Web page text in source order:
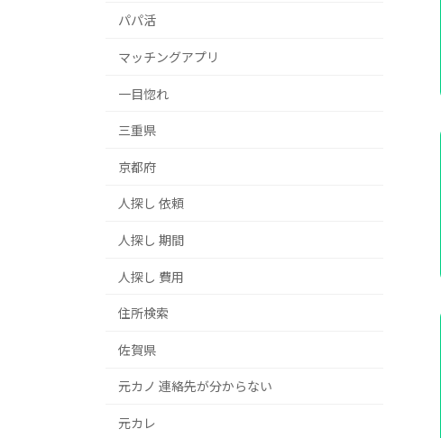
パパ活
マッチングアプリ
一目惚れ
三重県
京都府
人探し 依頼
人探し 期間
人探し 費用
住所検索
佐賀県
元カノ 連絡先が分からない
元カレ